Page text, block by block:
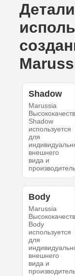
Shadow
Marussia
Shadow
используется
для
внешнего
вида и
Body
Marussia
Body
используется
для
внешнего
вида и